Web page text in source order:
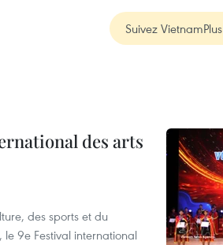
Suivez VietnamPlus
des arts
des sports et du
9e Festival international